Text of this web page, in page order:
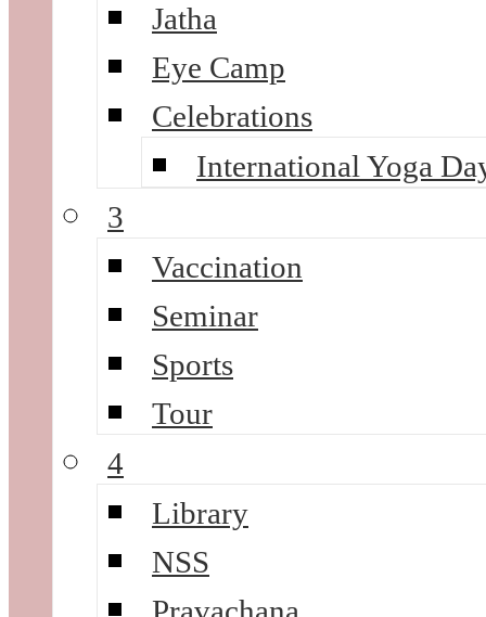
Jatha
Eye Camp
Celebrations
International Yoga
3
Vaccination
Seminar
Sports
Tour
4
Library
NSS